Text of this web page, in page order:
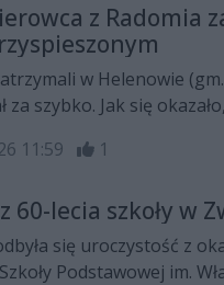
z Radomia
w Helenowie
za szybko. Jak się
pojazdów.
11:59 1
60-lecia szkoły w
się uroczystość z
Podstawowej im.